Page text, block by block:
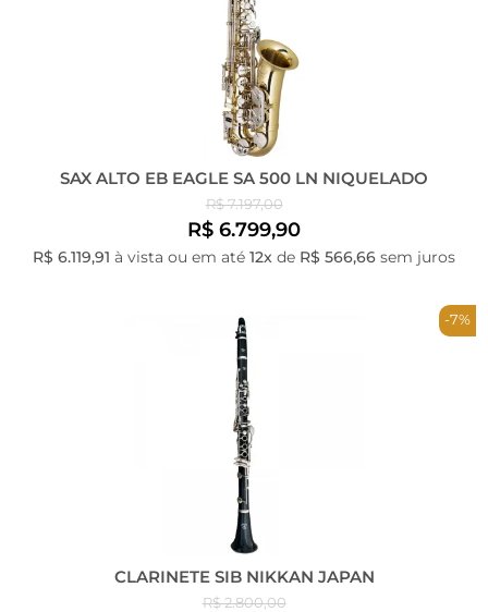
SAX ALTO EB EAGLE SA 500 LN NIQUELADO
R$ 7.197,00
R$ 6.799,90
R$ 6.119,91 à vista ou em até 12x de R$ 566,66 sem juros
-7%
CLARINETE SIB NIKKAN JAPAN
R$ 2.800,00